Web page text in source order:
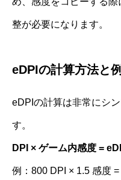
整が必要になります。
eDPIの計算方法と例
eDPIの計算は非常にシ
す。
DPI × ゲーム内感度 =
例：800 DPI × 1.5 感度